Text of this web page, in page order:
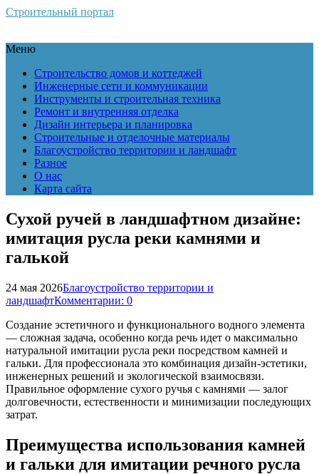
Строительный портал
Меню
Строительство домов и коттеджей
Инженерные сети и коммуникации
Инструменты и строительная техника
Ремонт и внутренняя отделка
Дизайн интерьера и планировка
Строительные и отделочные материалы
Благоустройство территории и ландшафт
Разное
О нас
Карта сайта
Сухой ручей в ландшафтном дизайне:
имитация русла реки камнями и
галькой
24 мая 2026Благоустройство территории и
ландшафтКомментарии: 0
Создание эстетичного и функционального водного элемента
— сложная задача, особенно когда речь идет о максимально
натуральной имитации русла реки посредством камней и
гальки. Для профессионала это комбинация дизайн-эстетики,
инженерных решений и экологической взаимосвязи.
Правильное оформление сухого ручья с камнями — залог
долговечности, естественности и минимизации последующих
затрат.
Преимущества использования камней
и гальки для имитации речного русла